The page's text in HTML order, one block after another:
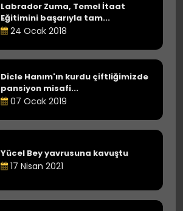
Labrador Zuma, Temel İtaat
Eğitimini başarıyla tam...
24 Ocak 2018
Dicle Hanım'ın kurdu çiftliğimizde
pansiyon misafi...
07 Ocak 2019
Yücel Bey yavrusuna kavuştu
17 Nisan 2021